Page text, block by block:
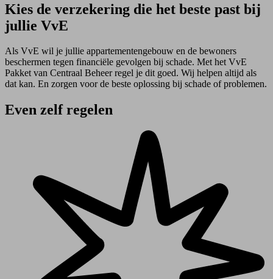
Kies de verzekering die het beste past bij
jullie VvE
Als VvE wil je jullie appartementengebouw en de bewoners
beschermen tegen financiële gevolgen bij schade. Met het VvE
Pakket van Centraal Beheer regel je dit goed. Wij helpen altijd als
dat kan. En zorgen voor de beste oplossing bij schade of problemen.
Even zelf regelen